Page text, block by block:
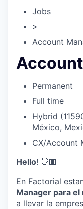
Jobs
>
Account
Permanent
Full time
Hybrid
México,
CX/Account
Hello! 👋🏽
En Factorial
Manager para el
a llevar la